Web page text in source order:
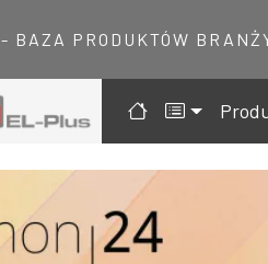
- BAZA PRODUKTÓW